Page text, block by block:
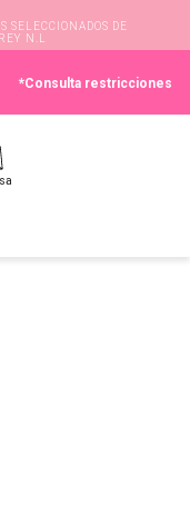
SELECCIONADOS DE
N.L
*Consulta restricciones